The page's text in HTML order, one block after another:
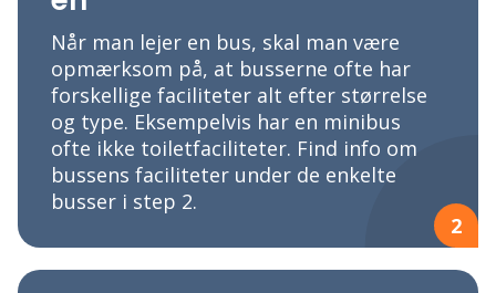
Når man lejer en bus, skal man være
opmærksom på, at busserne ofte har
forskellige faciliteter alt efter størrelse
og type. Eksempelvis har en minibus
ofte ikke toiletfaciliteter. Find info om
bussens faciliteter under de enkelte
busser i step 2.
2